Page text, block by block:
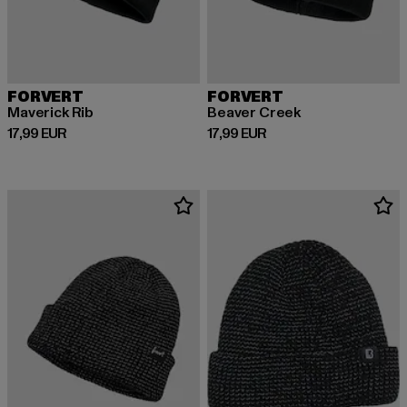
FORVERT
Maverick Rib
17,99 EUR
Derzeitiger Preis: 17,99 EUR
FORVERT
Beaver Creek
17,99 EUR
Derzeitiger Preis: 17,99 EUR